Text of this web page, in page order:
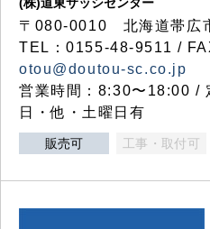
〒080-0010 北海道帯広
TEL：0155-48-9511 /
otou@doutou-sc.co.jp
営業時間：8:30〜18:00 /
日・他・土曜日有
販売可 工事・取付可